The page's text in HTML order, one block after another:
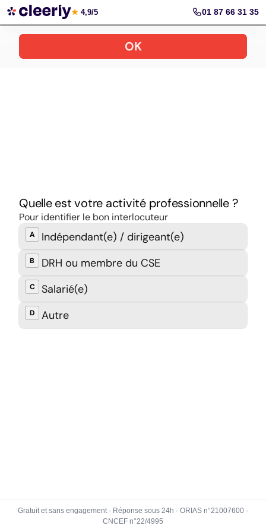
Prendre rendez-vous
★ 4,9/5 01 87 66 31 35
Gratuit et sans engagement · Réponse sous 24h · ORIAS n°21007600 ·
CNCEF n°22/4995